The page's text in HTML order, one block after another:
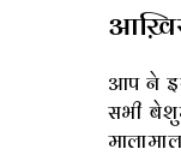
आप ने
सभी